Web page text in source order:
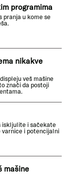
programima
pranja u kome se
nikakve
veš mašine
znači da postoji
iskljulite i sačekate
i potencijalni
mašine